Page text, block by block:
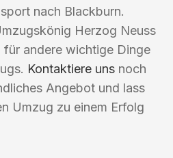
nach Blackburn.
Herzog Neuss
für andere wichtige Dinge
Kontaktiere uns noch
Angebot und lass
Umzug zu einem Erfolg